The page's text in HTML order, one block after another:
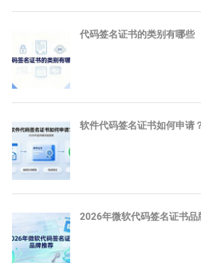
代码签名证书的类别有哪些
软件代码签名证书如何申请
2026年微软代码签名证书品